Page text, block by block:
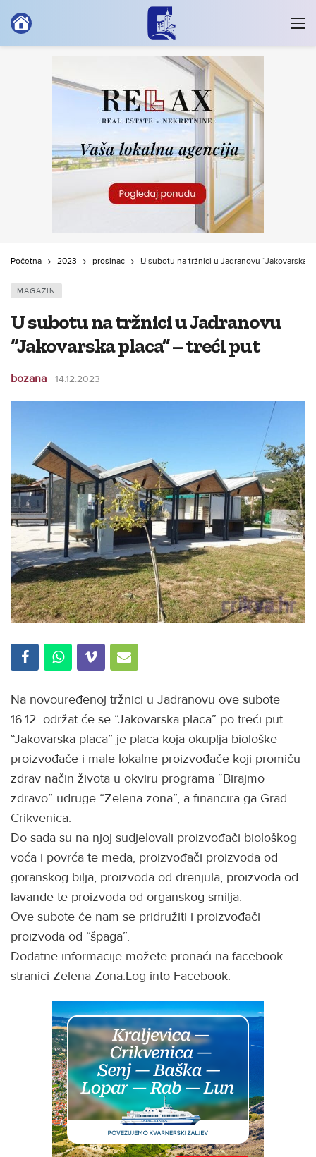
Početna 2023 prosinac U subotu na tržnici u Jadranovu “Jakovarska
MAGAZIN
U subotu na tržnici u Jadranovu
“Jakovarska placa” – treći put
bozana 14.12.2023
Na novouređenoj tržnici u Jadranovu ove subote
16.12. održat će se “Jakovarska placa” po treći put.
“Jakovarska placa” je placa koja okuplja biološke
proizvođače i male lokalne proizvođače koji promiču
zdrav način života u okviru programa “Birajmo
zdravo” udruge “Zelena zona”, a financira ga Grad
Crikvenica.
Do sada su na njoj sudjelovali proizvođači biološkog
voća i povrća te meda, proizvođači proizvoda od
goranskog bilja, proizvoda od drenjula, proizvoda od
lavande te proizvoda od organskog smilja.
Ove subote će nam se pridružiti i proizvođači
proizvoda od “špaga”.
Dodatne informacije možete pronaći na facebook
stranici Zelena Zona:Log into Facebook.